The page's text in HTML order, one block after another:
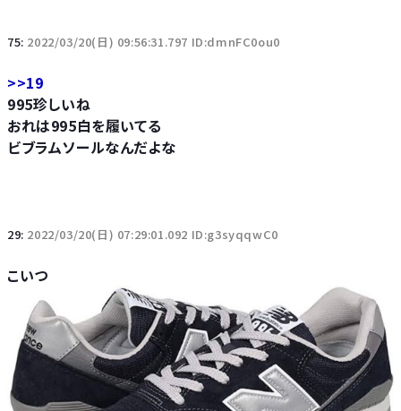
75: 2022/03/20(日) 09:56:31.797 ID:dmnFC0ou0
>>19
995珍しいね
おれは995白を履いてる
ビブラムソールなんだよな
29: 2022/03/20(日) 07:29:01.092 ID:g3syqqwC0
こいつ